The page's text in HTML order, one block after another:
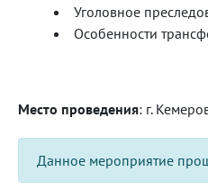
Уголовное
Особенности
Место проведения: г.
Данное мероприятие